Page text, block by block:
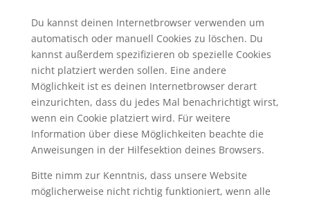
Du kannst deinen Internetbrowser verwenden um
automatisch oder manuell Cookies zu löschen. Du
kannst außerdem spezifizieren ob spezielle Cookies
nicht platziert werden sollen. Eine andere
Möglichkeit ist es deinen Internetbrowser derart
einzurichten, dass du jedes Mal benachrichtigt wirst,
wenn ein Cookie platziert wird. Für weitere
Information über diese Möglichkeiten beachte die
Anweisungen in der Hilfesektion deines Browsers.
Bitte nimm zur Kenntnis, dass unsere Website
möglicherweise nicht richtig funktioniert, wenn alle